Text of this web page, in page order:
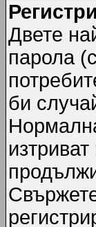
Двете
парола
би